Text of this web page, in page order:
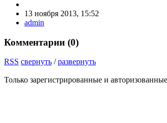
13 ноября 2013, 15:52
admin
Комментарии (0)
RSS свернуть /развернуть
Только зарегистрированные и